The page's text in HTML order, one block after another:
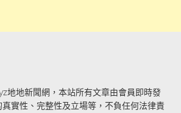
地地新聞網，本站所有文章由會員即時發
實性、完整性及立場等，不負任何法律責